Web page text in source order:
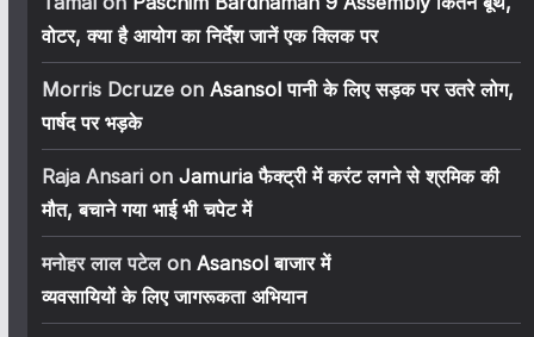
वोटर, क्या है आयोग का निर्देश जानें एक क्लिक पर
Morris Dcruzeon Asansol पानी के लिए सड़क पर उतरे लोग,
पार्षद पर भड़के
Raja Ansarion Jamuria फैक्ट्री में करंट लगने से श्रमिक की
मौत, बचाने गया भाई भी चपेट में
मनोहर लाल पटेलon Asansol बाजार में
व्यवसायियों के लिए जागरूकता अभियान